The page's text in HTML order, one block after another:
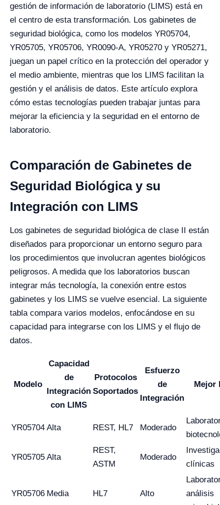
gestión de información de laboratorio (LIMS) está en
el centro de esta transformación. Los gabinetes de
seguridad biológica, como los modelos YR05704,
YR05705, YR05706, YR0090-A, YR05270 y YR05271,
juegan un papel crítico en la protección del operador y
el medio ambiente, mientras que los LIMS facilitan la
gestión y el análisis de datos. Este artículo explora
cómo estas tecnologías pueden trabajar juntas para
mejorar la eficiencia y la seguridad en el entorno de
laboratorio.
Comparación de Gabinetes de
Seguridad Biológica y su
Integración con LIMS
Los gabinetes de seguridad biológica de clase II están
diseñados para proporcionar un entorno seguro para
los procedimientos que involucran agentes biológicos
peligrosos. A medida que los laboratorios buscan
integrar más tecnología, la conexión entre estos
gabinetes y los LIMS se vuelve esencial. La siguiente
tabla compara varios modelos, enfocándose en su
capacidad para integrarse con los LIMS y el flujo de
datos.
Modelo
Capacidad
de
Integración
con LIMS
Protocolos
Soportados
Esfuerzo
de
Integración
Mejor
YR05704 Alta REST, HL7 Moderado
YR05705 Alta
REST,
ASTM
Moderado
clínicas
YR05706 Media HL7 Alto
análisis